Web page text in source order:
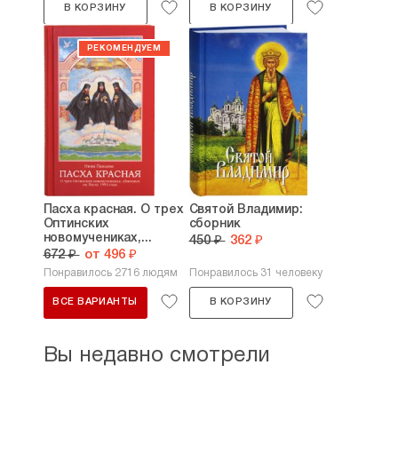
В КОРЗИНУ В КОРЗИНУ
Пасха красная. О трех
Оптинских
новомучениках,...
672 ₽ от 496 ₽
Понравилось 2716 людям
ВСЕ ВАРИАНТЫ
Святой Владимир:
сборник
450 ₽ 362 ₽
Понравилось 31 человеку
В КОРЗИНУ
Вы недавно смотрели